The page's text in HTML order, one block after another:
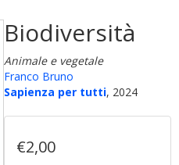
Biodiversità
Animale e vegetale
Franco Bruno
Sapienza per tutti, 2024
€2,00